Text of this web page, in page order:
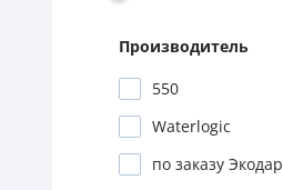
Производитель
550
Waterlogic
по заказу Экодар